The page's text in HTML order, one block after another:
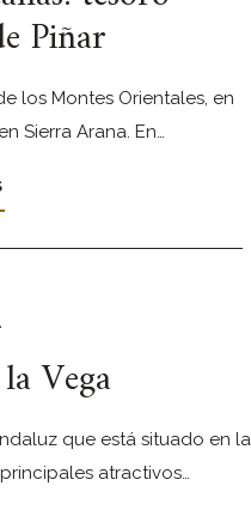
Piñar
los Montes Orientales, en
Sierra Arana. En…
Vega
que está situado en la
atractivos…